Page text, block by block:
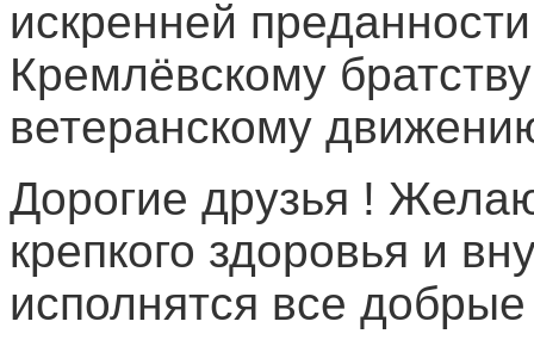
искренней
Кремлёвскому
ветеранскому
Дорогие друзья !
крепкого здоровья и
исполнятся все